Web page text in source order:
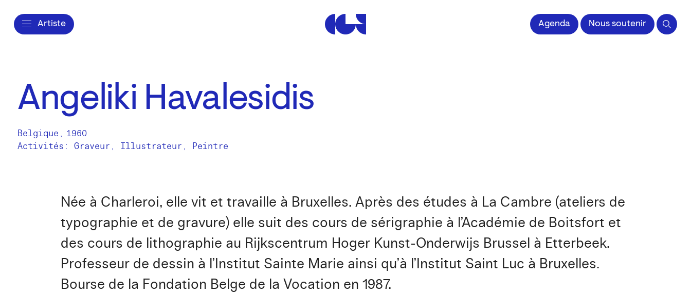
Artiste Centre de la Gravure et de l'Image impriméeAgenda Nous soutenir
Angeliki Havalesidis
Belgique , 1960
Activités: Graveur Illustrateur Peintre
Née à Charleroi, elle vit et travaille à Bruxelles. Après des études à La Cambre (ateliers de
typographie et de gravure) elle suit des cours de sérigraphie à l’Académie de Boitsfort et
des cours de lithographie au Rijkscentrum Hoger Kunst-Onderwijs Brussel à Etterbeek.
Professeur de dessin à l’Institut Sainte Marie ainsi qu’à l’Institut Saint Luc à Bruxelles.
Bourse de la Fondation Belge de la Vocation en 1987.